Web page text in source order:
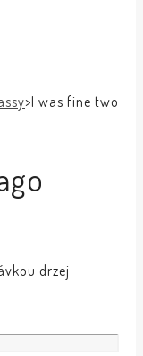
>I was fine two
drzej